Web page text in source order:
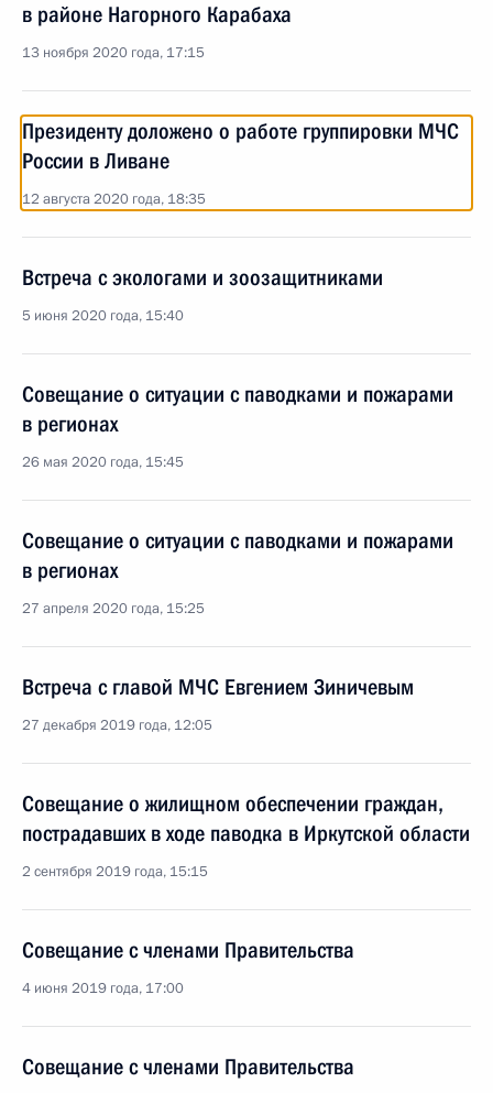
в районе Нагорного Карабаха
13 ноября 2020 года, 17:15
Президенту доложено о работе группировки МЧС
России в Ливане
12 августа 2020 года, 18:35
Встреча с экологами и зоозащитниками
5 июня 2020 года, 15:40
Совещание о ситуации с паводками и пожарами
в регионах
26 мая 2020 года, 15:45
Совещание о ситуации с паводками и пожарами
в регионах
27 апреля 2020 года, 15:25
Встреча с главой МЧС Евгением Зиничевым
27 декабря 2019 года, 12:05
Совещание о жилищном обеспечении граждан,
пострадавших в ходе паводка в Иркутской области
2 сентября 2019 года, 15:15
Совещание с членами Правительства
4 июня 2019 года, 17:00
Совещание с членами Правительства